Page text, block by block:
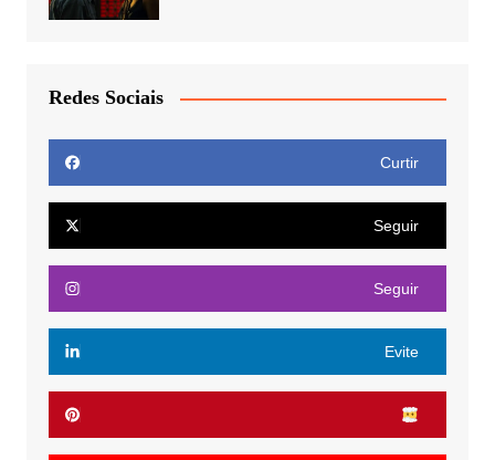
Redes Sociais
Curtir
Seguir
Seguir
Evite